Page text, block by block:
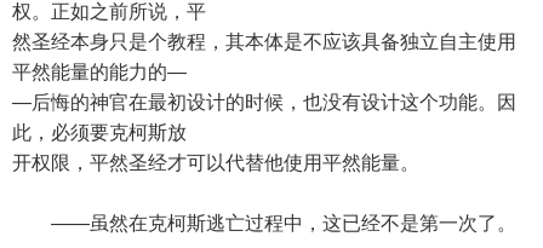
权。正如之前所说，平
然圣经本身只是个教程，其本体是不应该具备独立自主使用
平然能量的能力的—
—后悔的神官在最初设计的时候，也没有设计这个功能。因
此，必须要克柯斯放
开权限，平然圣经才可以代替他使用平然能量。
——虽然在克柯斯逃亡过程中，这已经不是第一次了。